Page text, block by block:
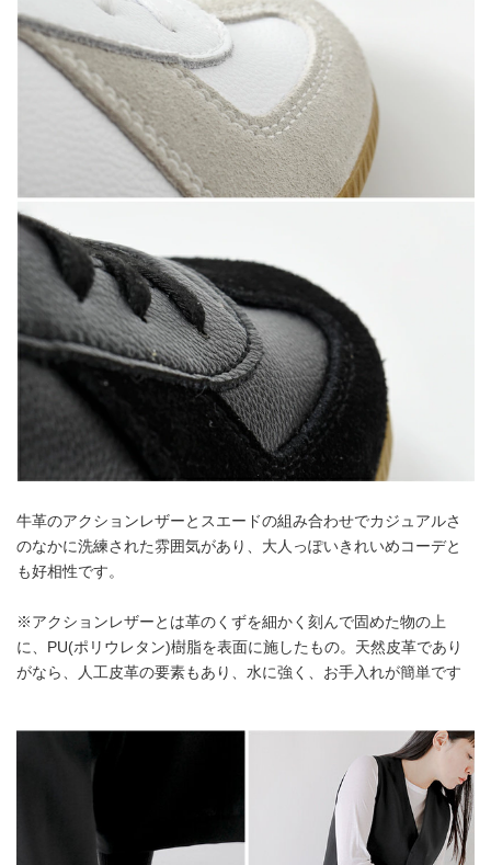
牛革のアクションレザーとスエードの組み合わせでカジュアルさ
のなかに洗練された雰囲気があり、大人っぽいきれいめコーデと
も好相性です。
※アクションレザーとは革のくずを細かく刻んで固めた物の上
に、PU(ポリウレタン)樹脂を表面に施したもの。天然皮革であり
がなら、人工皮革の要素もあり、水に強く、お手入れが簡単です